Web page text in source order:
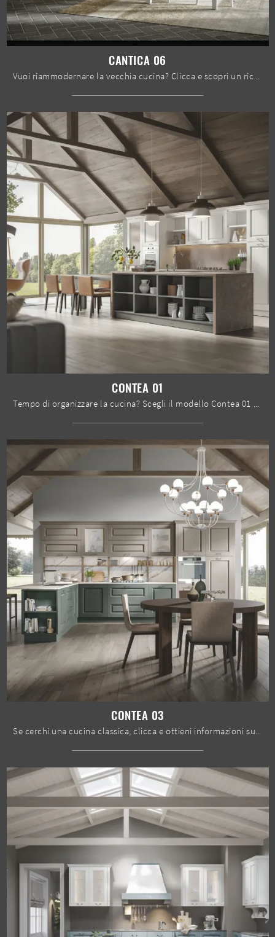
CANTICA 06
Vuoi riammodernare la vecchia cucina? Clicca e scopri un ricco catalogo di soluzioni tradizionali ad angolo: Cantica 06 ti sta aspettando!
CONTEA 01
Tempo di organizzare la cucina? Scegli il modello Contea 01 Home Cucine tra le nostre Cucine Classiche con isola.
CONTEA 03
Se cerchi una cucina classica, clicca e ottieni informazioni sul modello Contea 03 Home Cucine.